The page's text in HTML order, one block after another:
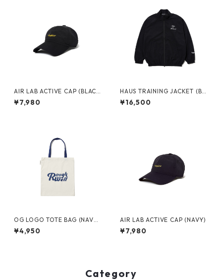
AIR LAB ACTIVE CAP (BLAC
K)
¥7,980
HAUS TRAINING JACKET (BL
ACK)
¥16,500
OG LOGO TOTE BAG (NAVY/
CREAM)
¥4,950
AIR LAB ACTIVE CAP (NAVY)
¥7,980
Category